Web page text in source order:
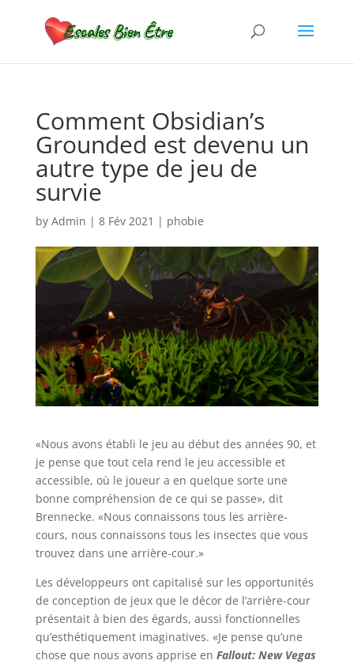
Comment Obsidian’s
Grounded est devenu un
autre type de jeu de
survie
by Admin | 8 Fév 2021 | phobie
«Nous avons établi le jeu au début des années 90, et
je pense que tout cela rend le jeu accessible et
accessible, où le joueur a en quelque sorte une
bonne compréhension de ce qui se passe», dit
Brennecke. «Nous connaissons tous les arrière-
cours, nous connaissons tous les insectes que vous
trouvez dans une arrière-cour.»
Les développeurs ont capitalisé sur les opportunités
de conception de jeux que le décor de l’arrière-cour
présentait à bien des égards, aussi fonctionnelles
qu’esthétiquement imaginatives. «Je pense qu’une
chose que nous avons apprise en Fallout: New Vegas